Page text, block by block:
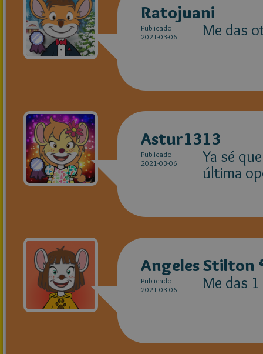
Ratojuani
Publicado
2021-03-06
Me das
Astur1313
Publicado
2021-03-06
Ya sé
última
Angeles Stilton
Publicado
2021-03-06
Me das